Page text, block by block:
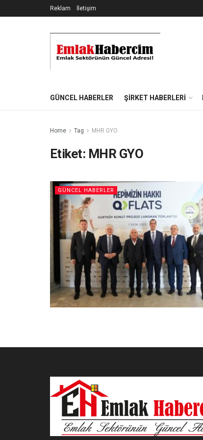
Reklam İletişim
GÜNCEL HABERLER ŞIRKET HABERLERI
Home Tag MHR GYO
Etiket: MHR GYO
GÜNCEL HABERLER